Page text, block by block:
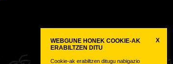
WEBGUNE HONEK COOKIE-AK
ERABILTZEN DITU
X
Cookie-ak erabiltzen ditugu nabigazio